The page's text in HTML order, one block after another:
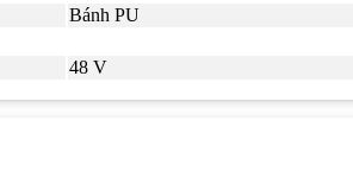
Bánh PU
48 V